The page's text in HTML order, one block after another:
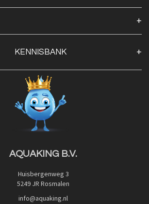
Openingstijden
Contact
Privacy Policy
Veilig betalen met:
KENNISBANK
Blog
Advies
Red Label Filter Series
Nishikigoi-Ô
JPD Japan Pet Design
AQUAKING B.V.
Huisbergenweg 3
5249 JR Rosmalen
info@aquaking.nl